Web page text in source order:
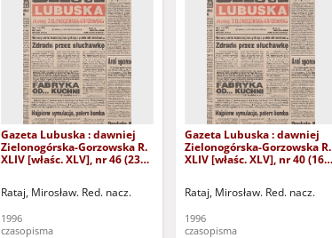
Gazeta Lubuska : dawniej
Zielonogórska-Gorzowska R.
XLIV [właśc. XLV], nr 46 (23
Rataj, Mirosław. Red. nacz.
1996
czasopisma
Gazeta Lubuska : dawniej
Zielonogórska-Gorzowska R.
XLIV [właśc. XLV], nr 40 (16
Rataj, Mirosław. Red. nacz.
1996
czasopisma